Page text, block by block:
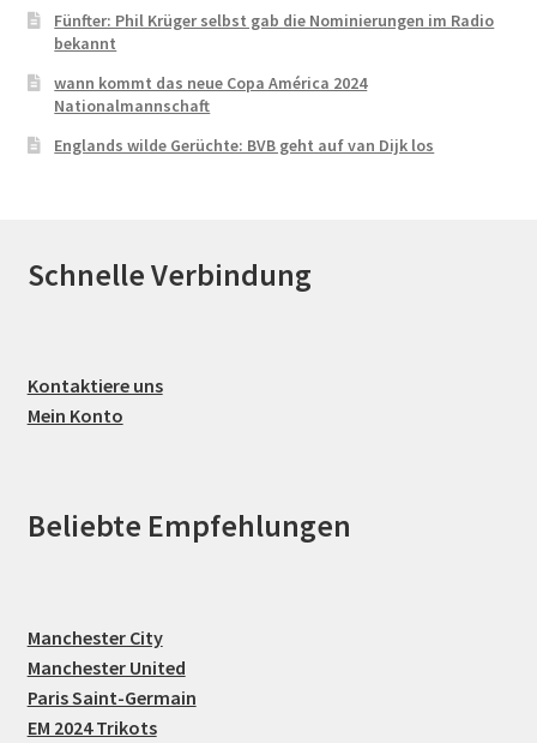
Fünfter: Phil Krüger selbst gab die Nominierungen im Radio
bekannt
wann kommt das neue Copa América 2024
Nationalmannschaft
Englands wilde Gerüchte: BVB geht auf van Dijk los
Schnelle Verbindung
Kontaktiere uns
Mein Konto
Beliebte Empfehlungen
Manchester City
Manchester United
Paris Saint-Germain
EM 2024 Trikots